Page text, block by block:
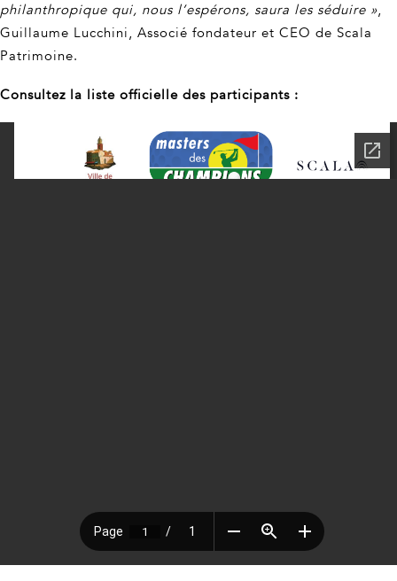
philanthropique qui, nous l’espérons, saura les séduire »,
Guillaume Lucchini, Associé fondateur et CEO de Scala
Patrimoine.
Consultez la liste officielle des participants :